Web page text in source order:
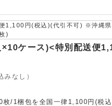
1,100円(税込)(代引不可) ※沖縄
枚)
ケース)<特別配送便
みなし）
/1梱包を全国一律1,100円(税込